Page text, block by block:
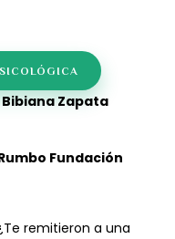
Bibiana Zapata
Fundación
remitieron a una